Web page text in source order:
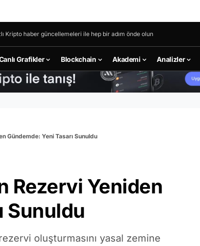
Kripto haber güncellemeleri ile hep bir adım önde olun
Grafikler Blockchain Akademi Analizler
Gündemde: Yeni Tasarı Sunuldu
Rezervi Yeniden
Sunuldu
oluşturmasını yasal zemine